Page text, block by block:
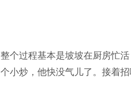
整个过程基本是坡坡在厨房忙
个小炒，他快没气儿了。接着